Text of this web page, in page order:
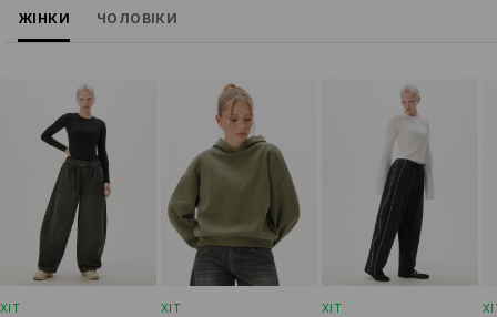
ЖІНКИ ЧОЛОВІКИ
ХІТ ХІТ ХІТ